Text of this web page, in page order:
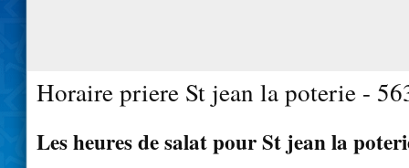
Horaire priere St jean la poterie -
Les heures de salat pour St jean la